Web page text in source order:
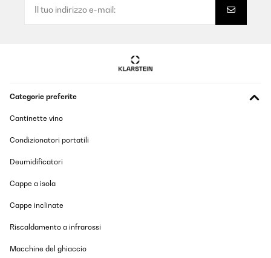
Categorie preferite
Cantinette vino
Condizionatori portatili
Deumidificatori
Cappe a isola
Cappe inclinate
Riscaldamento a infrarossi
Macchine del ghiaccio